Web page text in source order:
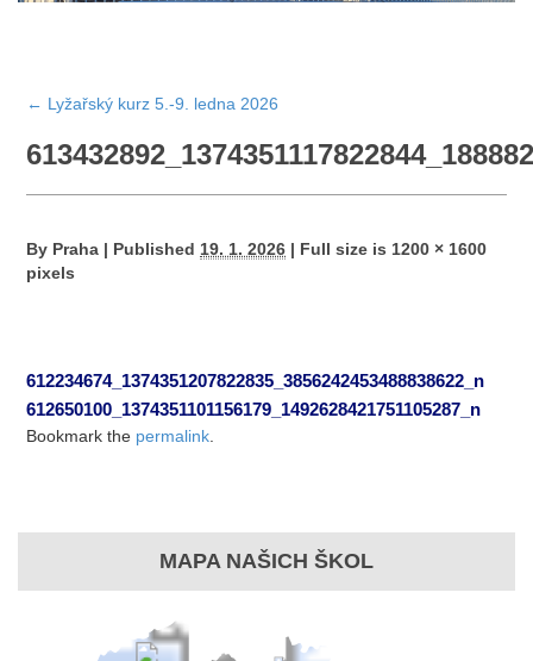
← Lyžařský kurz 5.-9. ledna 2026
By Praha | Published 19. 1. 2026 | Full size is 1200 × 1600
pixels
612234674_1374351207822835_3856242453488838622_n
612650100_1374351101156179_1492628421751105287_n
Bookmark the permalink
MAPA NAŠICH ŠKOL